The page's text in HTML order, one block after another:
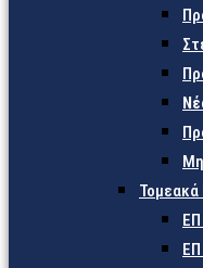
Τομεακά
ΕΠ
ΕΠ